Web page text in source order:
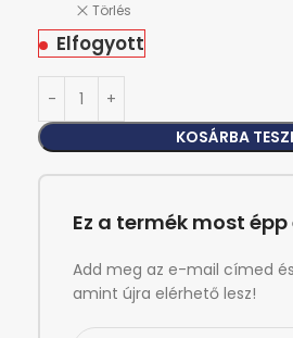
Törlés
Elfogyott
KOSÁRBA
Ez a termék most
Add meg az e-mail címed
amint újra elérhető lesz!